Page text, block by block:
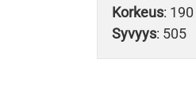
Korkeus: 190
Syvyys: 505